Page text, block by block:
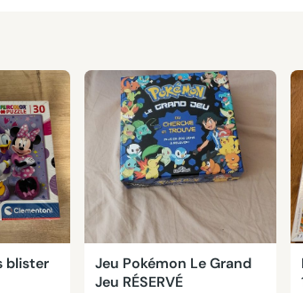
blister
Jeu Pokémon Le Grand
Jeu RÉSERVÉ